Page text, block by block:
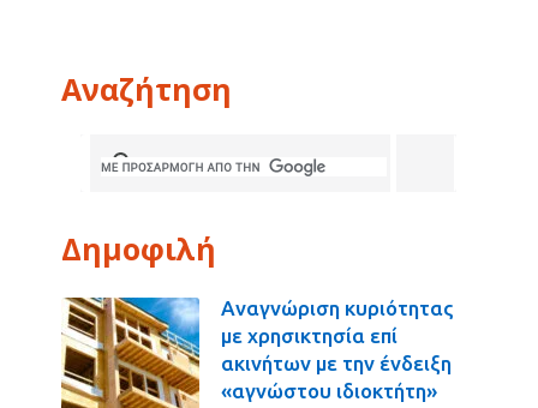
Αναζήτηση
Δημοφιλή
Αναγνώριση κυριότητας
με χρησικτησία επί
ακινήτων με την ένδειξη
«αγνώστου ιδιοκτήτη»